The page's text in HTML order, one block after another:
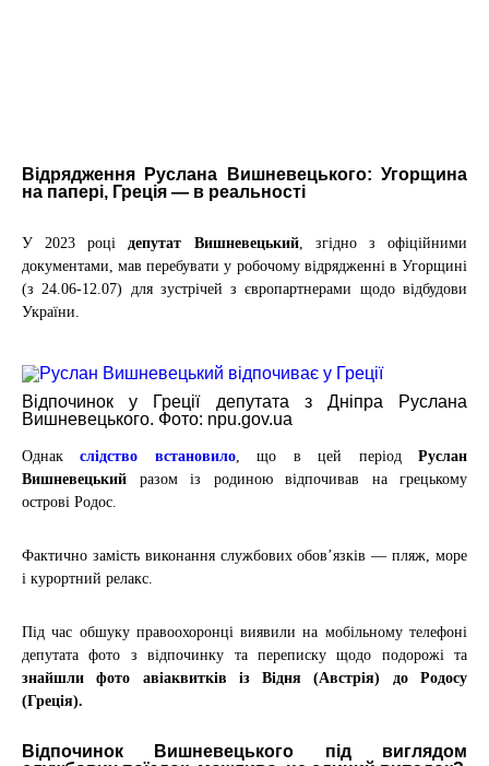
Відрядження Руслана Вишневецького: Угорщина
на папері, Греція — в реальності
У 2023 роцідепутат Вишневецький, згідно з офіційними
документами, мав перебувати у робочому відрядженні в Угорщині
(з 24.06-12.07) для зустрічей з європартнерами щодо відбудови
України.
Відпочинок у Греції депутата з Дніпра Руслана
Вишневецького. Фото: npu.gov.ua
Однакслідство встановило, що в цей періодРуслан
Вишневецький разом із родиною відпочивав на грецькому
острові Родос.
Фактично замість виконання службових обов’язків — пляж, море
і курортний релакс.
Під час обшуку правоохоронці виявили на мобільному телефоні
депутата фото з відпочинку та переписку щодо подорожі та
знайшли фото авіаквитків із Відня (Австрія) до Родосу
(Греція).
Відпочинок Вишневецького під виглядом